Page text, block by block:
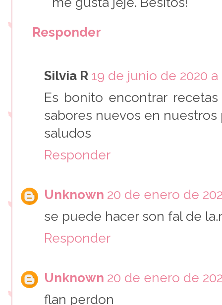
Responder
Silvia R 19 de junio de 2020 a
Es bonito encontrar
sabores nuevos en nuestros
saludos
Responder
Unknown 20 de enero de
se puede hacer son fal de
Responder
Unknown 20 de enero de
flan perdon